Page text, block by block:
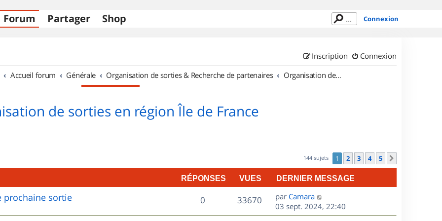
Forum Partager Shop Connexion
Connexion
Inscription
Accueil forum Générale Organisation de sorties & Recherche de partenaires Organisation de sorties en région Île de France
de sorties en région Île de France
144 sujets 1 2 3 4 5
RÉPONSES VUES DERNIER MESSAGE
prochaine sortie 0R
é
33670V
u
D
e
r
par Camara
03 sept. 2024, 22:40